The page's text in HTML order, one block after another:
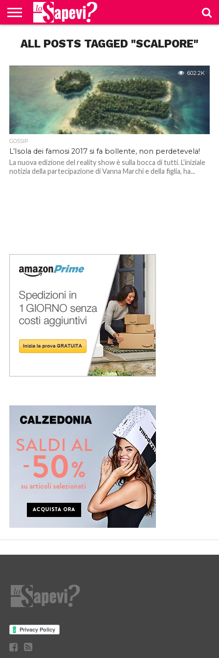
BENESSERE
GOSSIP
PRODOTTI
AMAZON
NEWS
CASA E
CUCINA
ALL POSTS TAGGED "SCALPORE"
602.2K
GOSSIP
L’Isola dei famosi 2017 si fa bollente, non perdetevela!
La nuova edizione del reality show è sulla bocca di tutti. L’iniziale
notizia della partecipazione di Vanna Marchi e della figlia, ha...